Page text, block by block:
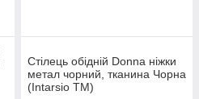
Стілець обідній Donna ніжки
метал чорний, тканина Чорна
(Intarsio ТМ)